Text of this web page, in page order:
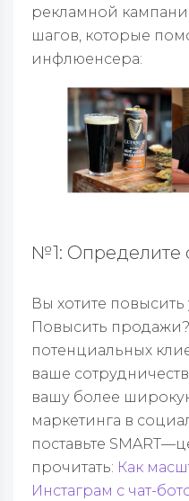
рекламной
шагов, которые
инфлюенсера:
№1: Определите
Вы хотите
Повысить
потенциальных
ваше
вашу более
маркетинга в
поставьте
прочитать: Как
Инстаграм с чат-